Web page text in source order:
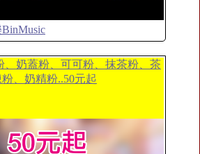
、奶蓋粉、可可粉、抹茶粉、茶
粉、奶精粉..50元起